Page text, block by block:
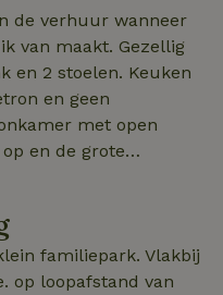
de verhuur wanneer
van maakt. Gezellig
en 2 stoelen. Keuken
en geen
met open
en de grote
is wat gedateerd.
en een speelkamer
grenzen aan het
park. Bedlinnen en
familiepark. Vlakbij
op loopafstand van